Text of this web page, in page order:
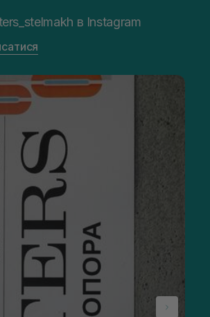
в Instagram